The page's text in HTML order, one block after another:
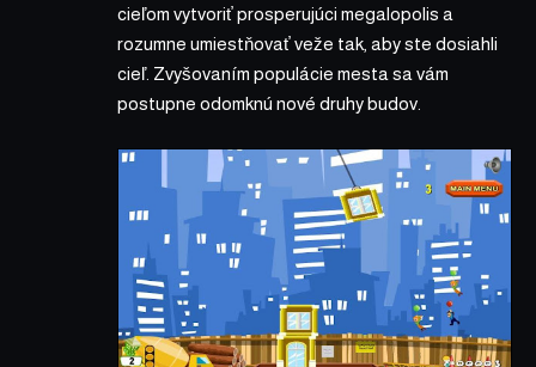
cieľom vytvoriť prosperujúci megalopolis a
rozumne umiestňovať veže tak, aby ste dosiahli
cieľ. Zvyšovaním populácie mesta sa vám
postupne odomknú nové druhy budov.